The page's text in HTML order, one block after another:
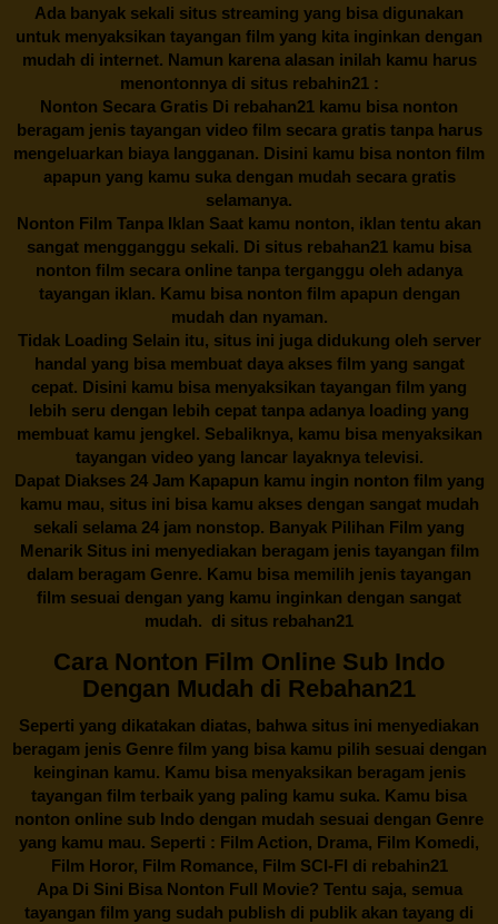
Ada banyak sekali situs streaming yang bisa digunakan
untuk menyaksikan tayangan film yang kita inginkan dengan
mudah di internet. Namun karena alasan inilah kamu harus
menontonnya di situs rebahin21 :
Nonton Secara Gratis Di rebahan21 kamu bisa nonton
beragam jenis tayangan video film secara gratis tanpa harus
mengeluarkan biaya langganan. Disini kamu bisa nonton film
apapun yang kamu suka dengan mudah secara gratis
selamanya.
Nonton Film Tanpa Iklan Saat kamu nonton, iklan tentu akan
sangat mengganggu sekali. Di situs rebahan21 kamu bisa
nonton film secara online tanpa terganggu oleh adanya
tayangan iklan. Kamu bisa nonton film apapun dengan
mudah dan nyaman.
Tidak Loading Selain itu, situs ini juga didukung oleh server
handal yang bisa membuat daya akses film yang sangat
cepat. Disini kamu bisa menyaksikan tayangan film yang
lebih seru dengan lebih cepat tanpa adanya loading yang
membuat kamu jengkel. Sebaliknya, kamu bisa menyaksikan
tayangan video yang lancar layaknya televisi.
Dapat Diakses 24 Jam Kapapun kamu ingin nonton film yang
kamu mau, situs ini bisa kamu akses dengan sangat mudah
sekali selama 24 jam nonstop. Banyak Pilihan Film yang
Menarik Situs ini menyediakan beragam jenis tayangan film
dalam beragam Genre. Kamu bisa memilih jenis tayangan
film sesuai dengan yang kamu inginkan dengan sangat
mudah. di situs rebahan21
Cara Nonton Film Online Sub Indo
Dengan Mudah di Rebahan21
Seperti yang dikatakan diatas, bahwa situs ini menyediakan
beragam jenis Genre film yang bisa kamu pilih sesuai dengan
keinginan kamu. Kamu bisa menyaksikan beragam jenis
tayangan film terbaik yang paling kamu suka. Kamu bisa
nonton online sub Indo dengan mudah sesuai dengan Genre
yang kamu mau. Seperti : Film Action, Drama, Film Komedi,
Film Horor, Film Romance, Film SCI-FI di rebahin21
Apa Di Sini Bisa Nonton Full Movie? Tentu saja, semua
tayangan film yang sudah publish di publik akan tayang di